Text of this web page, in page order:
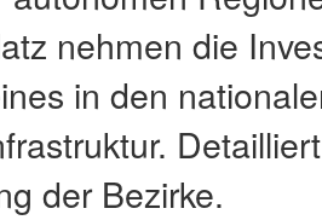
nehmen die
in den
der Bezirke.